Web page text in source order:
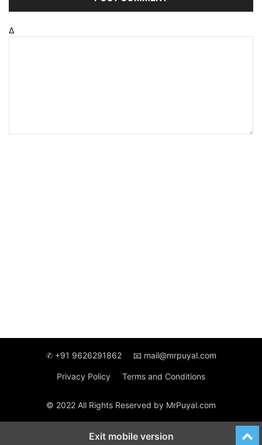
Δ
✆ +91 9626291862 📧 mail@mrpuyal.com
Privacy Policy Terms and Conditions
© 2022 All Rights Reserved by MrPuyal.com
Exit mobile version